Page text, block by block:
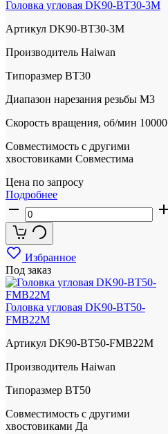
Головка угловая DK90-BT30-3M
Артикул DK90-BT30-3M
Производитель Haiwan
Типоразмер BT30
Диапазон нарезания резьбы М3
Скорость вращения, об/мин 10000
Совместимость с другими
хвостовиками Совместима
Цена по запросу
Подробнее
Избранное
Под заказ
Головка угловая DK90-BT50-
FMB22M
Артикул DK90-BT50-FMB22M
Производитель Haiwan
Типоразмер BT50
Совместимость с другими
хвостовиками Да